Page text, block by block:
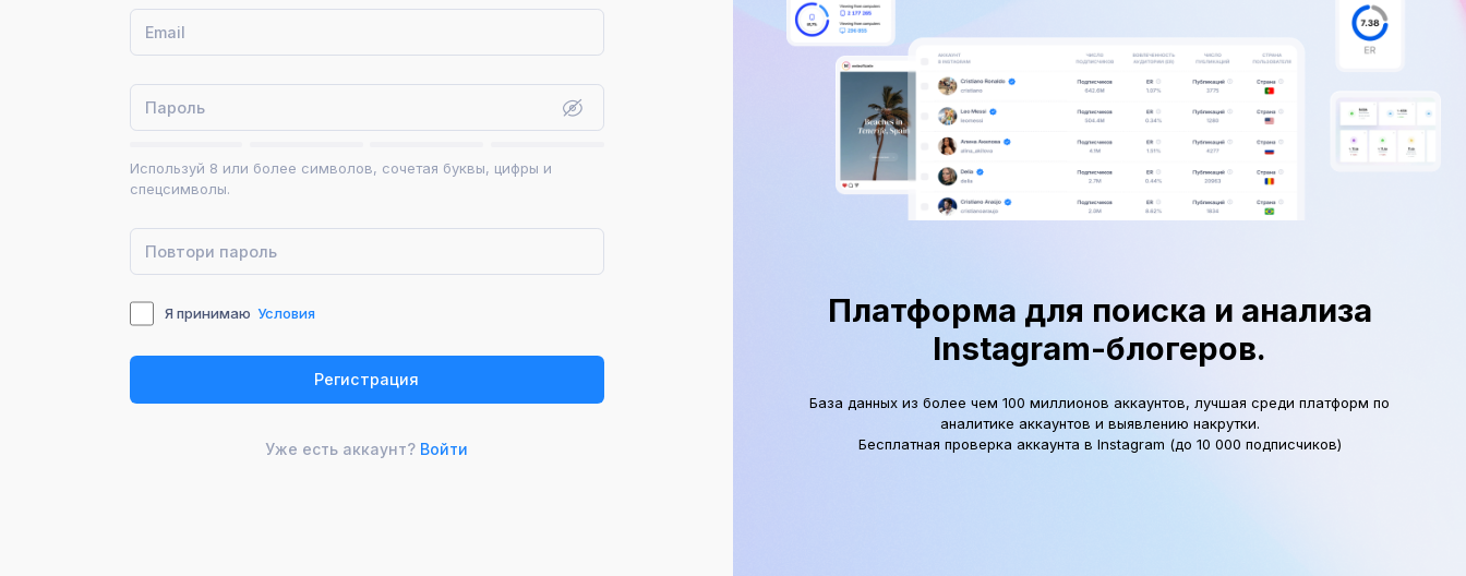
Используй 8 или более символов, сочетая буквы, цифры и
спецсимволы.
Я принимаю Условия
Уже есть аккаунт? Войти
Платформа для поиска и анализа
Instagram-блогеров.
База данных из более чем 100 миллионов аккаунтов, лучшая среди платформ по
аналитике аккаунтов и выявлению накрутки.
Бесплатная проверка аккаунта в Instagram (до 10 000 подписчиков)